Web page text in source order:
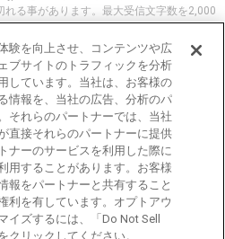
る事があります。最大受信文字数を2,000
ついて、 「評価点と星の数」の情報をも
供しています。
中古車の状態から、「評価点と星の数」に
詳細検索等、こだわりの中古車を様々な角
の各メーカー・車種を多く取り揃え、皆さ
いての情報をお届け致します。
許可 第301001105434号
験を向上させ、コンテンツや広
ブサイトのトラフィックを分析
しています。当社は、お客様の
情報を、当社の広告、分析のパ
それらのパートナーでは、当社
直接それらのパートナーに提供
ナーのサービスを利用した際に
用することがあります。お客様
報をパートナーと共有すること
利を有しています。オプトアウ
イズするには、「Do Not Sell
クリックしてください。